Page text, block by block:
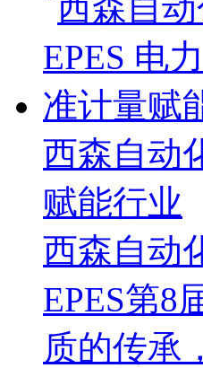
西森自动
赋能行业
西森自动
EPES第8
质的传承